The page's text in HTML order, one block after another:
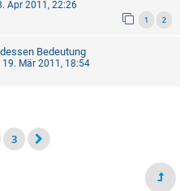
Apr 2011, 22:26
1 2
Bedeutung
19. Mär 2011, 18:54
3